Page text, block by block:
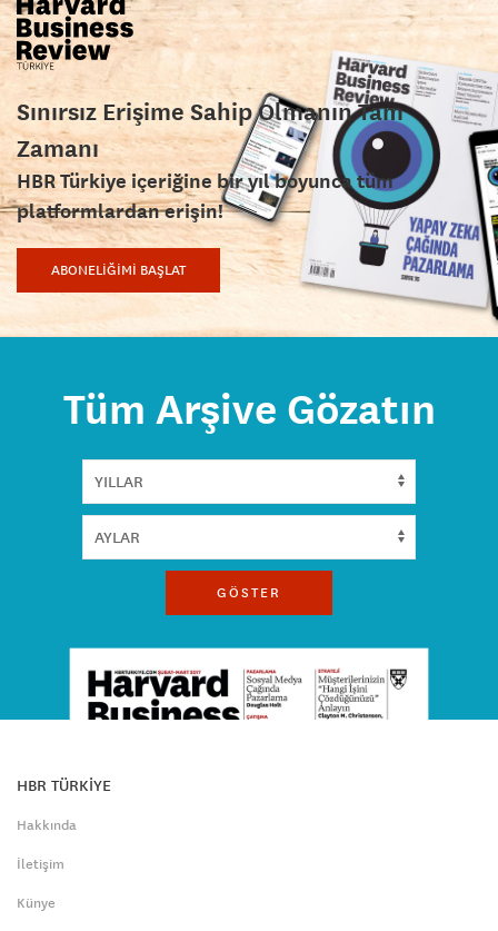
Sınırsız Erişime Sahip Olmanın Tam
Zamanı
HBR Türkiye içeriğine bir yıl boyunca tüm
platformlardan erişin!
ABONELİĞİMİ BAŞLAT
Tüm Arşive Gözatın
GÖSTER
HBR TÜRKİYE
Hakkında
İletişim
Künye